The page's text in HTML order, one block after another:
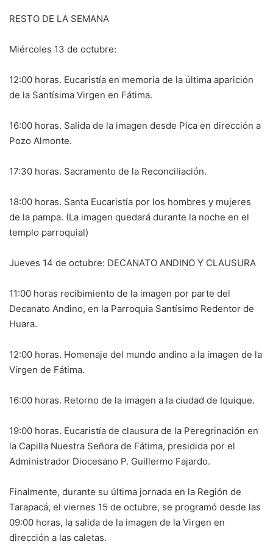
RESTO DE LA SEMANA
Miércoles 13 de octubre:
12:00 horas. Eucaristía en memoria de la última aparición
de la Santísima Virgen en Fátima.
16:00 horas. Salida de la imagen desde Pica en dirección a
Pozo Almonte.
17:30 horas. Sacramento de la Reconciliación.
18:00 horas. Santa Eucaristía por los hombres y mujeres
de la pampa. (La imagen quedará durante la noche en el
templo parroquial)
Jueves 14 de octubre: DECANATO ANDINO Y CLAUSURA
11:00 horas recibimiento de la imagen por parte del
Decanato Andino, en la Parroquia Santísimo Redentor de
Huara.
12:00 horas. Homenaje del mundo andino a la imagen de la
Virgen de Fátima.
16:00 horas. Retorno de la imagen a la ciudad de Iquique.
19:00 horas. Eucaristía de clausura de la Peregrinación en
la Capilla Nuestra Señora de Fátima, presidida por el
Administrador Diocesano P. Guillermo Fajardo.
Finalmente, durante su última jornada en la Región de
Tarapacá, el viernes 15 de octubre, se programó desde las
09:00 horas, la salida de la imagen de la Virgen en
dirección a las caletas.